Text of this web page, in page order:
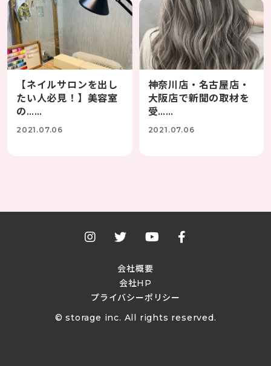
【ネイルサロンを出し
たい人必見！】美容室
の……
2021.07.06
神奈川店・名古屋店・
大阪店で新聞の取材を
受……
2021.07.06
会社概要
会社HP
プライバシーポリシー
© storage inc. All rights reserved.